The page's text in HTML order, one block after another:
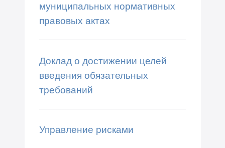
муниципальных нормативных
правовых актах
Доклад о достижении целей
введения обязательных
требований
Управление рисками